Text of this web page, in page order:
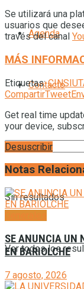
Agenda
Contacto
Sin resultados
Ver todos los
Se utilizará una
usuarios que
través del canal
MÁS
Etiquetas: CINSIU
CompartirTweet
Get real time
your device,
Desuscribir
Notas
SE ANUNCIA UN
EN BARIOLCHE
7 agosto, 2026